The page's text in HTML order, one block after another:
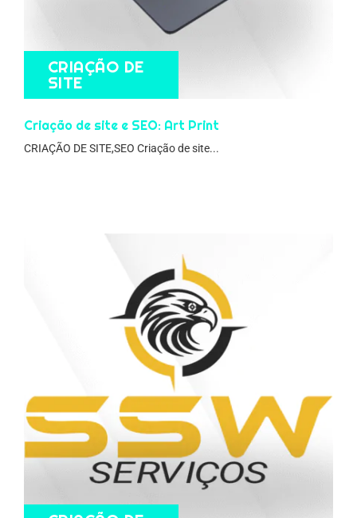
CRIAÇÃO DE
SITE
Criação de site e SEO: Art Print
CRIAÇÃO DE SITE,SEO Criação de site...